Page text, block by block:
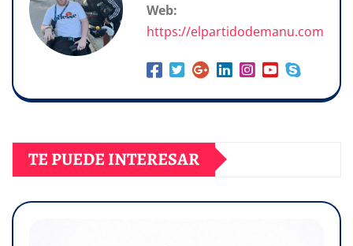
Web:
https://elpartidodemanu.com
TE PUEDE INTERESAR